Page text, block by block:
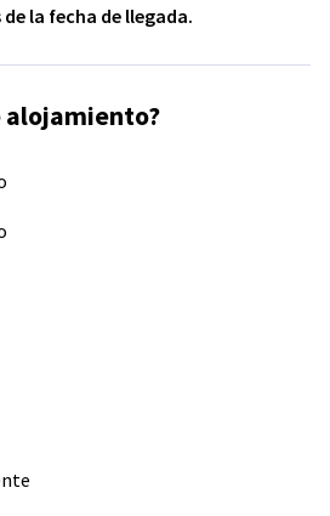
la fecha de llegada.
alojamiento?